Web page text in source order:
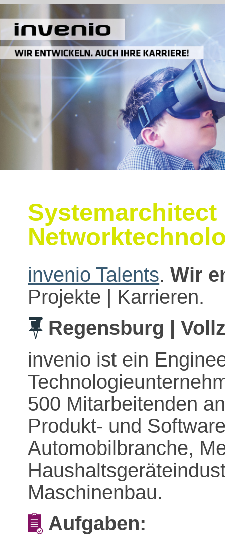
Systemarchitect
invenio Talents.Wir
Projekte | Karrieren.
Regensburg |
invenio ist ein
500 Mitarbeitenden
Produkt- und
Automobilbranche,
Maschinenbau.
Aufgaben: